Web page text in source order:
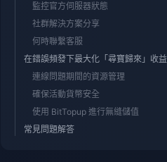
監控官方伺服器狀態
社群解決方案分享
何時聯繫客服
在錯誤頻發下最大化「尋寶歸來」收益
連線問題期間的資源管理
確保活動貨幣安全
使用 BitTopup 進行無縫儲值
常見問題解答